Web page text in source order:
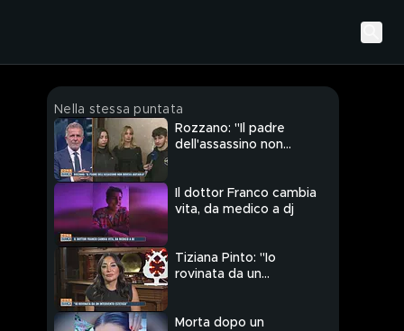
Nella stessa puntata
Rozzano: "Il padre
dell'assassino non
Il dottor Franco cambia
vita, da medico a dj
Tiziana Pinto: "Io
rovinata da un
Morta dopo un